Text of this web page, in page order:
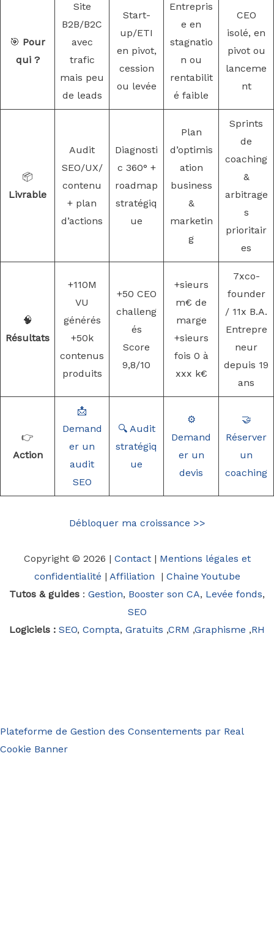
🎯 Pour
qui ?
Site
B2B/B2C
avec
trafic
mais peu
de leads
Start-
up/ETI
en pivot,
cession
ou levée
Entrepris
e en
stagnatio
n ou
rentabilit
é faible
CEO
isolé, en
pivot ou
lanceme
nt
📦
Livrable
Audit
SEO/UX/
contenu
+ plan
d’actions
Diagnosti
c 360° +
roadmap
stratégiq
ue
Plan
d’optimis
ation
business
&
marketin
g
Sprints
de
coaching
&
arbitrage
s
prioritair
es
🧠
Résultats
+110M
VU
générés
+50k
contenus
produits
+50 CEO
challeng
és
Score
9,8/10
+sieurs
m€ de
marge
+sieurs
fois 0 à
xxx k€
7xco-
founder
/ 11x B.A.
Entrepre
neur
depuis 19
ans
👉
Action
📩
Demand
er un
audit
SEO
🔍 Audit
stratégiq
ue
⚙️
Demand
er un
devis
🤝
Réserver
un
coaching
Débloquer ma croissance >>
Copyright © 2026 | Contact| Mentions légales et
confidentialité | Affiliation | Chaine Youtube
Tutos & guides : Gestion, Booster son CA, Levée fonds,
SEO
Logiciels : SEO, Compta, Gratuits ,CRM ,Graphisme ,RH
Plateforme de Gestion des Consentements par Real
Cookie Banner